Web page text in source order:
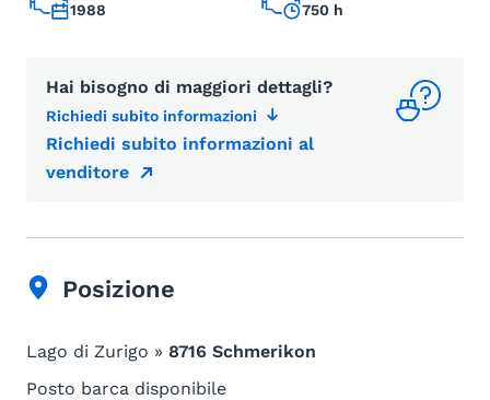
1988 750 h
Hai bisogno di maggiori dettagli?
Richiedi subito informazioni
Richiedi subito informazioni al
venditore
Posizione
Lago di Zurigo » 8716 Schmerikon
Posto barca disponibile